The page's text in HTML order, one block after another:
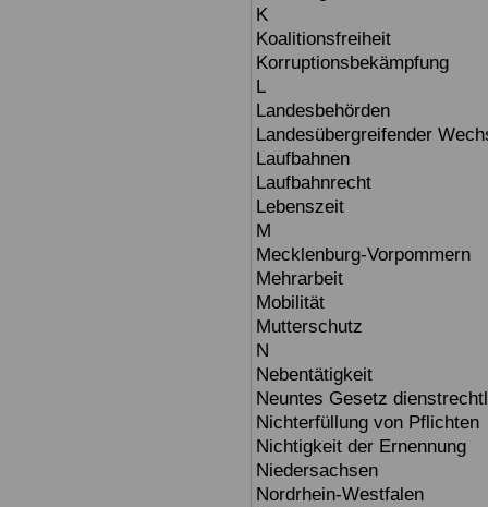
K
Koalitionsfreiheit
Korruptionsbekämpfung
L
Landesbehörden
Landesübergreifender
Laufbahnen
Laufbahnrecht
Lebenszeit
M
Mecklenburg-Vorpommern
Mehrarbeit
Mobilität
Mutterschutz
N
Nebentätigkeit
Neuntes Gesetz
Nichterfüllung von Pflichten
Nichtigkeit der Ernennung
Niedersachsen
Nordrhein-Westfalen